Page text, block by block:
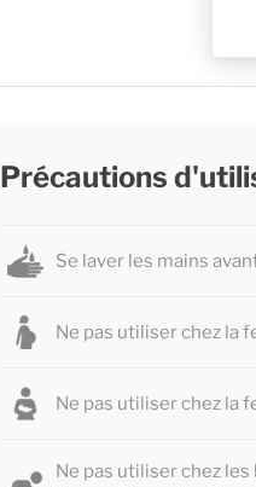
Précautions
Se laver les mains
Ne pas utiliser chez la
Ne pas utiliser chez la
Ne pas utiliser chez